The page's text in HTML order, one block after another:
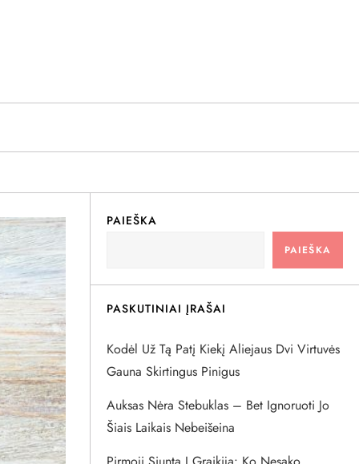
PAIEŠKA
PAIEŠKA
PASKUTINIAI ĮRAŠAI
Kodėl Už Tą Patį Kiekį Aliejaus Dvi Virtuvės
Gauna Skirtingus Pinigus
Auksas Nėra Stebuklas – Bet Ignoruoti Jo
Šiais Laikais Nebeišeina